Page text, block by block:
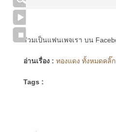
ร่วมเป็นแฟนเพจเรา บน
อ่านเรื่อง : ทองแดง ทั้งหมดคลิ๊ก
Tags :